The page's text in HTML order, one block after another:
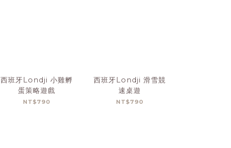
西班牙Londji 小雞孵
蛋策略遊戲
NT$790
西班牙Londji 滑雪競
速桌遊
NT$790